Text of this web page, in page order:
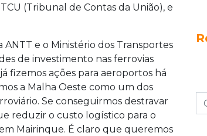
(Tribunal de Contas da União), e
e o Ministério dos Transportes
de investimento nas ferrovias
fizemos ações para aeroportos há
a Malha Oeste como um dos
Se conseguirmos destravar
reduzir o custo logístico para o
Mairinque. É claro que queremos